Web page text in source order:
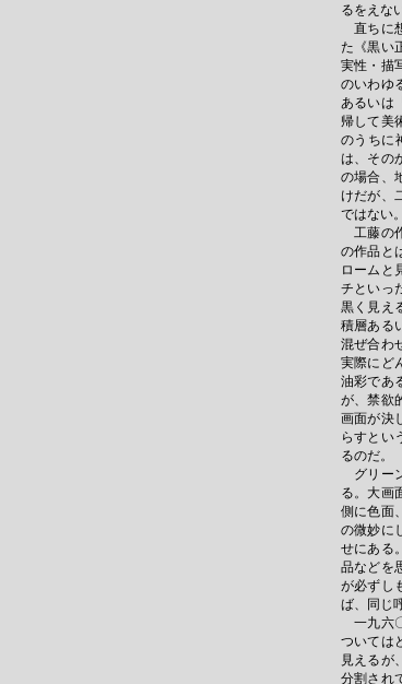
るをえな
直ちに
た《黒い
実性・描
のいわゆ
あるいは
帰して美
のうちに
は、その
の場合、
けだが、
ではない。
工藤の
の作品と
ロームと
チといっ
黒く見え
積層ある
混ぜ合わ
実際にど
油彩であ
が、禁欲
画面が決
らすとい
るのだ。
グリー
る。大画
側に色面
の微妙に
せにある
品などを
が必ずし
ば、同じ
一九六
ついては
見えるが
分割され